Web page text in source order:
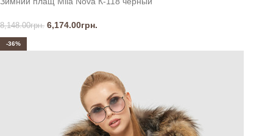
8,148.00грн. 6,174.00грн.
-36%